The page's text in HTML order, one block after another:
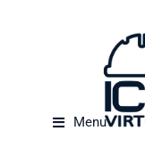
Menu